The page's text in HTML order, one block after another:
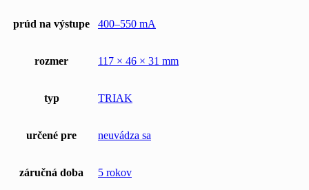
prúd na výstupe 400–550 mA
rozmer 117 × 46 × 31 mm
typ TRIAK
určené pre neuvádza sa
záručná doba 5 rokov